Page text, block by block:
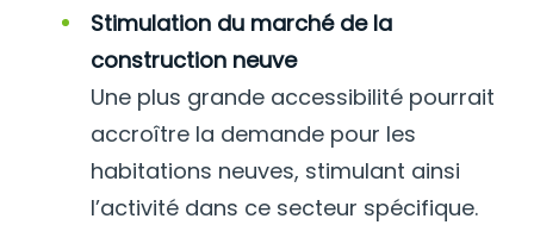
Stimulation du marché de la
construction neuve
Une plus grande accessibilité pourrait
accroître la demande pour les
habitations neuves, stimulant ainsi
l’activité dans ce secteur spécifique.